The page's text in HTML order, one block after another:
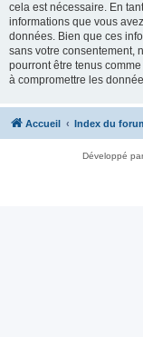
cela est nécessaire. En
informations que vous
données. Bien que ces
sans votre consentement,
pourront être tenus
à compromettre les
Accueil Index du
Développé